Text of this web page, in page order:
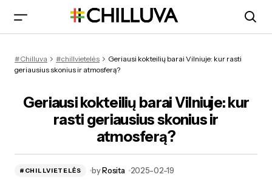
ir atmosferą?
#Chilluva #chillvietelės
Geriausi kokteilių barai Vilniuje: kur rasti
geriausius skonius ir atmosferą?
Geriausi kokteilių barai Vilniuje: kur
rasti geriausius skonius ir
atmosferą?
#CHILLVIETELĖS byRosita 2025-02-19